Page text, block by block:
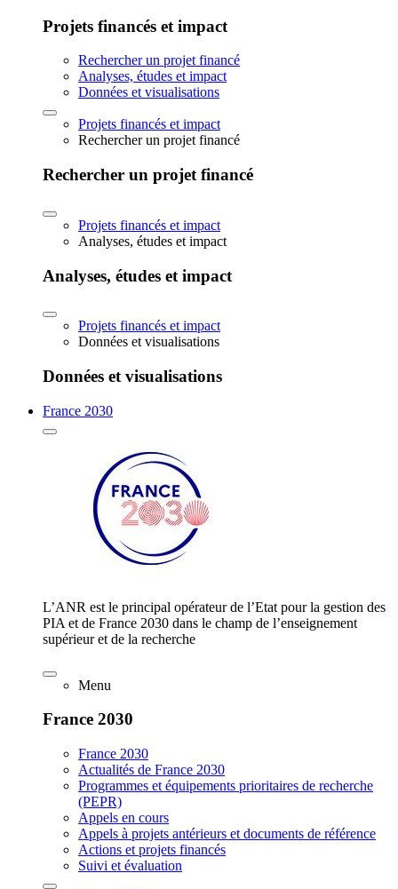
Projets financés et impact
Rechercher un projet financé
Analyses, études et impact
Données et visualisations
Projets financés et impact
Rechercher un projet financé
Rechercher un projet financé
Projets financés et impact
Analyses, études et impact
Analyses, études et impact
Projets financés et impact
Données et visualisations
Données et visualisations
France 2030
L’ANR est le principal opérateur de l’Etat pour la gestion des
PIA et de France 2030 dans le champ de l’enseignement
supérieur et de la recherche
Menu
France 2030
France 2030
Actualités de France 2030
Programmes et équipements prioritaires de recherche
(PEPR)
Appels en cours
Appels à projets antérieurs et documents de référence
Actions et projets financés
Suivi et évaluation